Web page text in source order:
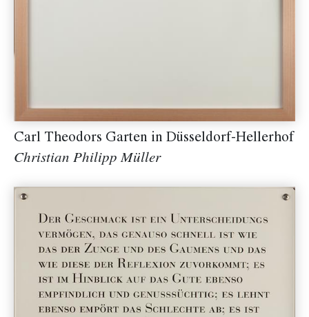
Carl Theodors Garten in Düsseldorf-Hellerhof
Christian Philipp Müller